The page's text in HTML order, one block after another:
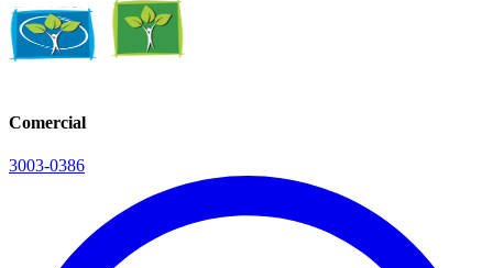
Comercial
3003-0386